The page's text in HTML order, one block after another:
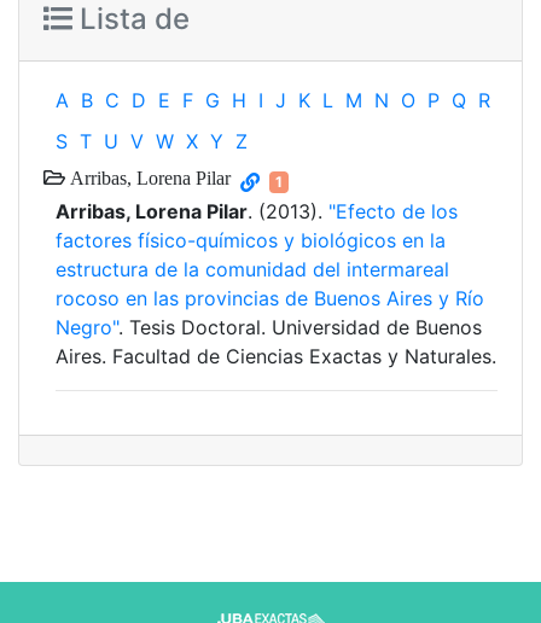
Lista de
A B C D E F G H I J K L M N O P Q R
S T U V W X Y Z
Arribas, Lorena Pilar 1
Arribas, Lorena Pilar. (2013). "Efecto de los
factores físico-químicos y biológicos en la
estructura de la comunidad del intermareal
rocoso en las provincias de Buenos Aires y Río
Negro". Tesis Doctoral. Universidad de Buenos
Aires. Facultad de Ciencias Exactas y Naturales.